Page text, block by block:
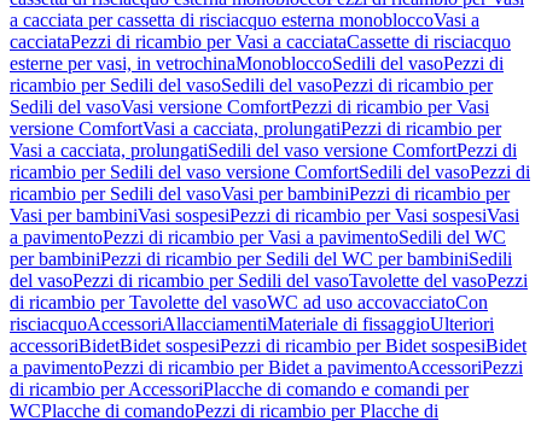
a cacciata per cassetta di risciacquo esterna monobloccoVasi a
cacciataPezzi di ricambio per Vasi a cacciataCassette di risciacquo
esterne per vasi, in vetrochinaMonobloccoSedili del vasoPezzi di
ricambio per Sedili del vasoSedili del vasoPezzi di ricambio per
Sedili del vasoVasi versione ComfortPezzi di ricambio per Vasi
versione ComfortVasi a cacciata, prolungatiPezzi di ricambio per
Vasi a cacciata, prolungatiSedili del vaso versione ComfortPezzi di
ricambio per Sedili del vaso versione ComfortSedili del vasoPezzi di
ricambio per Sedili del vasoVasi per bambiniPezzi di ricambio per
Vasi per bambiniVasi sospesiPezzi di ricambio per Vasi sospesiVasi
a pavimentoPezzi di ricambio per Vasi a pavimentoSedili del WC
per bambiniPezzi di ricambio per Sedili del WC per bambiniSedili
del vasoPezzi di ricambio per Sedili del vasoTavolette del vasoPezzi
di ricambio per Tavolette del vasoWC ad uso accovacciatoCon
risciacquoAccessoriAllacciamentiMateriale di fissaggioUlteriori
accessoriBidetBidet sospesiPezzi di ricambio per Bidet sospesiBidet
a pavimentoPezzi di ricambio per Bidet a pavimentoAccessoriPezzi
di ricambio per AccessoriPlacche di comando e comandi per
WCPlacche di comandoPezzi di ricambio per Placche di